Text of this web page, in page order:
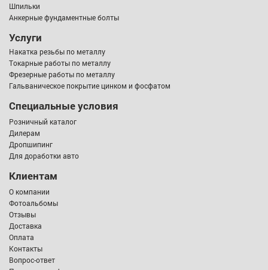
Шпильки
Анкерные фундаментные болты
Услуги
Накатка резьбы по металлу
Токарные работы по металлу
Фрезерные работы по металлу
Гальваническое покрытие цинком и фосфатом
Специальные условия
Розничный каталог
Дилерам
Дропшипинг
Для доработки авто
Клиентам
О компании
Фотоальбомы
Отзывы
Доставка
Оплата
Контакты
Вопрос-ответ